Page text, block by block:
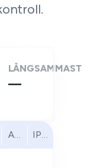
LÅNGSAMMAST
—
Asien och
IPv6